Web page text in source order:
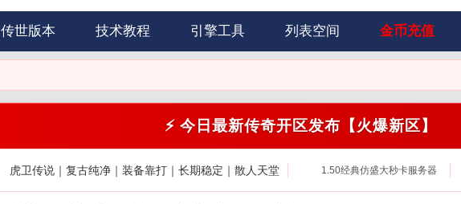
传世版本 技术教程 引擎工具 列表空间 金币充值
⚡ 今日最新传奇开区发布【火爆新区】
虎卫传说｜复古纯净｜装备靠打｜长期稳定｜散人天堂 1.50经典仿盛大秒卡服务器